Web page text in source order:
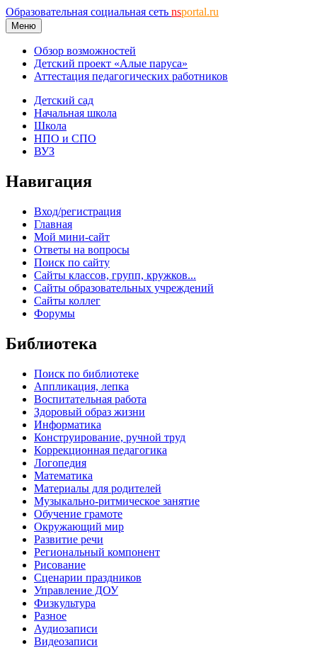
Образовательная социальная сеть nsportal.ru
Меню
Обзор возможностей
Детский проект «Алые паруса»
Аттестация педагогических работников
Детский сад
Начальная школа
Школа
НПО и СПО
ВУЗ
Навигация
Вход/регистрация
Главная
Мой мини-сайт
Ответы на вопросы
Поиск по сайту
Сайты классов, групп, кружков...
Сайты образовательных учреждений
Сайты коллег
Форумы
Библиотека
Поиск по библиотеке
Аппликация, лепка
Воспитательная работа
Здоровый образ жизни
Информатика
Конструирование, ручной труд
Коррекционная педагогика
Логопедия
Математика
Материалы для родителей
Музыкально-ритмическое занятие
Обучение грамоте
Окружающий мир
Развитие речи
Региональный компонент
Рисование
Сценарии праздников
Управление ДОУ
Физкультура
Разное
Аудиозаписи
Видеозаписи